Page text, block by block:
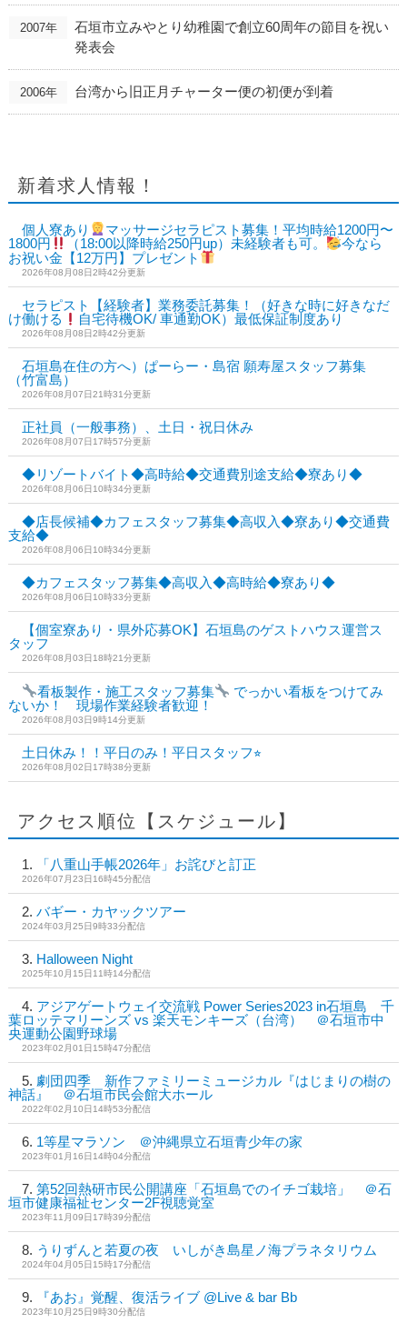
2007年
石垣市立みやとり幼稚園で創立60周年の節目を祝い
発表会
2006年 台湾から旧正月チャーター便の初便が到着
新着求人情報！
個人寮あり
マッサージセラピスト募集！平均時給1200円〜
1800円
（18:00以降時給250円up）未経験者も可。
今なら
お祝い金【12万円】プレゼント
2026年08月08日2時42分更新
セラピスト【経験者】業務委託募集！（好きな時に好きなだ
け働ける
自宅待機OK/ 車通勤OK）最低保証制度あり
2026年08月08日2時42分更新
石垣島在住の方へ）ぱーらー・島宿 願寿屋スタッフ募集
（竹富島）
2026年08月07日21時31分更新
正社員（一般事務）、土日・祝日休み
2026年08月07日17時57分更新
◆リゾートバイト◆高時給◆交通費別途支給◆寮あり◆
2026年08月06日10時34分更新
◆店長候補◆カフェスタッフ募集◆高収入◆寮あり◆交通費
支給◆
2026年08月06日10時34分更新
◆カフェスタッフ募集◆高収入◆高時給◆寮あり◆
2026年08月06日10時33分更新
【個室寮あり・県外応募OK】石垣島のゲストハウス運営ス
タッフ
2026年08月03日18時21分更新
看板製作・施工スタッフ募集
でっかい看板をつけてみ
ないか！ 現場作業経験者歓迎！
2026年08月03日9時14分更新
土日休み！！平日のみ！平日スタッフ⭐︎
2026年08月02日17時38分更新
アクセス順位【スケジュール】
「八重山手帳2026年」お詫びと訂正
2026年07月23日16時45分配信
バギー・カヤックツアー
2024年03月25日9時33分配信
Halloween Night
2025年10月15日11時14分配信
アジアゲートウェイ交流戦 Power Series2023 in石垣島 千
葉ロッテマリーンズ vs 楽天モンキーズ（台湾） ＠石垣市中
央運動公園野球場
2023年02月01日15時47分配信
劇団四季 新作ファミリーミュージカル『はじまりの樹の
神話』 ＠石垣市民会館大ホール
2022年02月10日14時53分配信
1等星マラソン ＠沖縄県立石垣青少年の家
2023年01月16日14時04分配信
第52回熱研市民公開講座「石垣島でのイチゴ栽培」 ＠石
垣市健康福祉センター2F視聴覚室
2023年11月09日17時39分配信
うりずんと若夏の夜 いしがき島星ノ海プラネタリウム
2024年04月05日15時17分配信
『あお』覚醒、復活ライブ @Live & bar Bb
2023年10月25日9時30分配信